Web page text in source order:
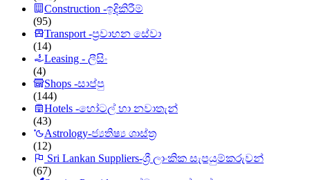
Construction -ඉදිකිරීම්
(95)
Transport -ප්‍රවාහන සේවා
(14)
Leasing - ලීසිං
(4)
Shops -සාප්පු
(144)
Hotels -හෝටල් හා නවාතැන්
(43)
Astrology-ජ්‍යතිෂ්‍ය ශාස්ත්‍ර
(12)
Sri Lankan Suppliers-ශ්‍රී ලාංකික සැපයුම්කරුවන්
(67)